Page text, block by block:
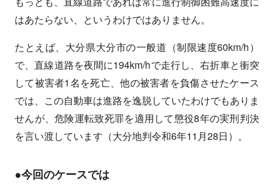
はあたらない、というわけではありません。
たとえば、大分県大分市の一般道（制限速度60km/h）
で、直線道路を夜間に194km/hで走行し、右折車と衝突
して被害者1名を死亡、他の被害者を負傷させたケース
では、この自動車は進路を逸脱していたわけでもありま
せんが、危険運転致死罪を適用して懲役8年の実刑判決
を言い渡しています（大分地判令和6年11月28日）。
●今回のケースでは